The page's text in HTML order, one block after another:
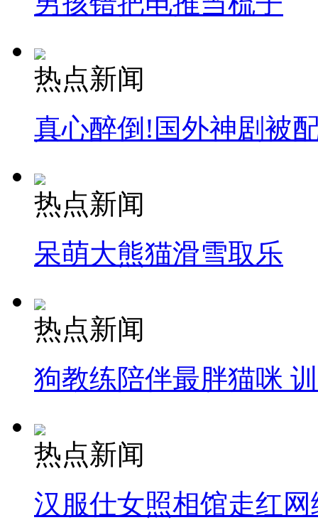
热点新闻
真心醉倒!国外神剧被
热点新闻
呆萌大熊猫滑雪取乐
热点新闻
狗教练陪伴最胖猫咪
热点新闻
汉服仕女照相馆走红网